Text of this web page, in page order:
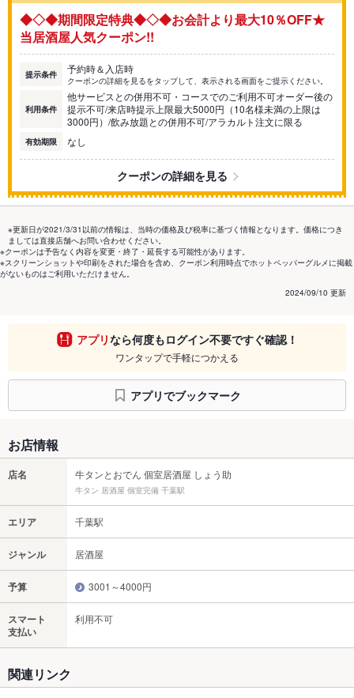
◆◇◆期間限定特典◆◇◆お会計より最大10％OFF★
当居酒屋人気クーポン!!
提示条件 予約時＆入店時
クーポンの詳細を見るをタップして、表示される画面をご提示ください。
利用条件
他サービスとの併用不可・コースでのご利用不可オーダー後の
提示不可/来店時提示上限最大5000円（10名様未満の上限は
3000円）/飲み放題との併用不可/アラカルト注文に限る
有効期限 なし
クーポンの詳細を見る
※更新日が2021/3/31以前の情報は、当時の価格及び税率に基づく情報となります。価格につき
ましては直接店舗へお問い合わせください。
※クーポンは予告なく内容を変更・終了・延長する可能性があります。
※スクリーンショットや印刷をされた場合を含め、クーポン利用時点でホットペッパーグルメに掲載
がないものはご利用いただけません。
2024/09/10 更新
アプリなら何度もログイン不要ですぐ確認！
ワンタップで手軽につかえる
アプリでブックマーク
お店情報
店名 牛タンとおでん 個室居酒屋 しょう助
牛タン 居酒屋 個室完備 千葉駅
エリア 千葉駅
ジャンル 居酒屋
予算 3001～4000円
スマート
支払い
利用不可
関連リンク